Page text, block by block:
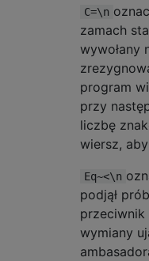
C=\n
zamach
wywołany
program
przy
liczbę
wiersz,
Eq~<\n
podjął
przeciwnik
wymiany